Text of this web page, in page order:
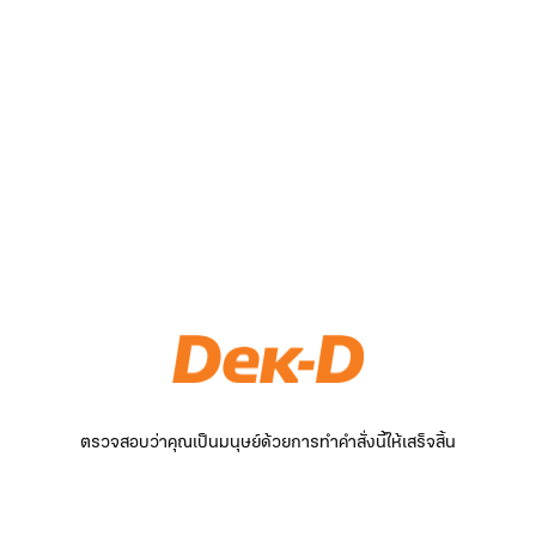
ตรวจสอบว่าคุณเป็นมนุษย์ด้วยการทำคำสั่งนี้ให้เสร็จสิ้น